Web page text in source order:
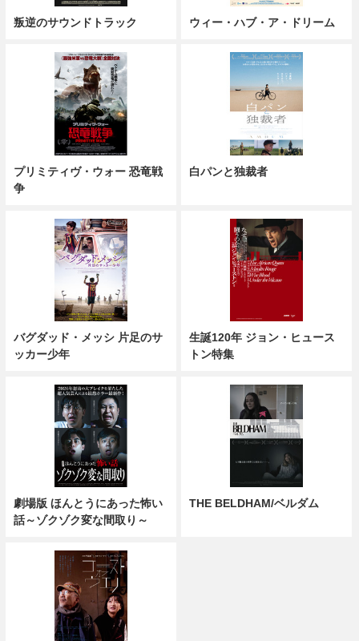
叛逆のサウンドトラック ウィー・ハブ・ア・ドリーム
プリミティヴ・ウォー 恐竜戦
争
白パンと独裁者
バグダッド・メッシ 片足のサ
ッカー少年
生誕120年 ジョン・ヒュース
トン特集
劇場版 ほんとうにあった怖い
話～ゾクゾク変な間取り～
THE BELDHAM/ベルダム